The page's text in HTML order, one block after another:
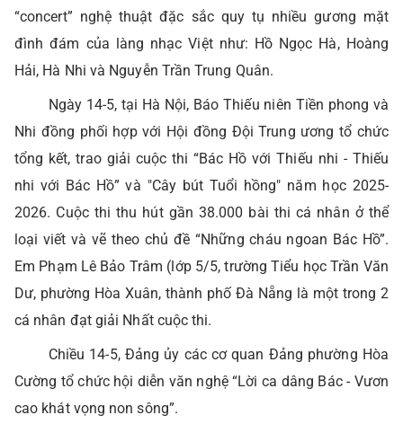
“concert” nghệ thuật đặc sắc quy tụ nhiều gương mặt
đình đám của làng nhạc Việt như: Hồ Ngọc Hà, Hoàng
Hải, Hà Nhi và Nguyễn Trần Trung Quân.
Ngày 14-5, tại Hà Nội, Báo Thiếu niên Tiền phong và
Nhi đồng phối hợp với Hội đồng Đội Trung ương tổ chức
tổng kết, trao giải cuộc thi “Bác Hồ với Thiếu nhi - Thiếu
nhi với Bác Hồ” và "Cây bút Tuổi hồng" năm học 2025-
2026. Cuộc thi thu hút gần 38.000 bài thi cá nhân ở thể
loại viết và vẽ theo chủ đề “Những cháu ngoan Bác Hồ”.
Em Phạm Lê Bảo Trâm (lớp 5/5, trường Tiểu học Trần Văn
Dư, phường Hòa Xuân, thành phố Đà Nẵng là một trong 2
cá nhân đạt giải Nhất cuộc thi.
Chiều 14-5, Đảng ủy các cơ quan Đảng phường Hòa
Cường tổ chức hội diễn văn nghệ “Lời ca dâng Bác - Vươn
cao khát vọng non sông”.